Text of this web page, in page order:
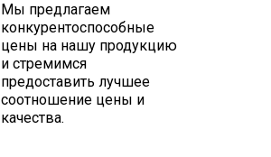
Мы предлагаем
конкурентоспособные
цены на нашу продукцию
и стремимся
предоставить лучшее
соотношение цены и
качества.